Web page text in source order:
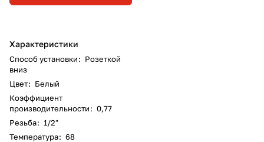
Характеристики
Способ установки: Розеткой
вниз
Цвет: Белый
Коэффициент
производительности: 0,77
Резьба: 1/2"
Температура: 68